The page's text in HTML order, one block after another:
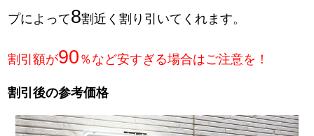
プによって8割近く割り引いてくれます。
割引額が90 ％など安すぎる場合はご注意を！
割引後の参考価格